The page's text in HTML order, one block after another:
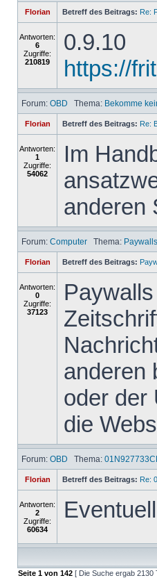
Florian Betreff des Beitrags: Re:
Antworten:
6
Zugriffe:
210819
0.9.10
https://
Forum: OBD Thema: Bekomme
Florian Betreff des Beitrags: Re:
Antworten:
1
Zugriffe:
54062
Im
anderen
Forum: Computer Thema:
Florian Betreff des Beitrags:
Antworten:
0
Zugriffe:
37123
anderen
oder der
die
Forum: OBD Thema:
Florian Betreff des Beitrags: Re:
Antworten:
2
Zugriffe:
60634
Seite 1 von 142 [ Die Suche ergab 2130